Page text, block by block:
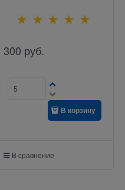
300 руб.
В корзину
В сравнение